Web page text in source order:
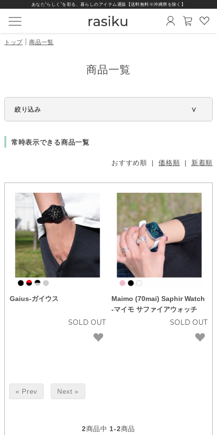
あなた“らしく”を彩る、暮らしのアイテム通販【送料無料※沖縄県を除く】
商品一覧
保護フィルム
インテリア雑貨
シリーズから選ぶ
画面の形から選ぶ
ベルトから選ぶ
色から選ぶ
特集記事
育児をサポートする便利機能7選
自分だけの推しウォッチを作ろう
rasikuについて
トップ 商品一覧
商品一覧
絞り込み
常時表示できる商品一覧
おすすめ順 |価格順 | 新着順
Gaius-ガイウス
SOLD OUT
Maimo (70mai) Saphir Watch
-マイモ サファイアウォッチ
SOLD OUT
« Prev Next »
2商品中 1-2商品